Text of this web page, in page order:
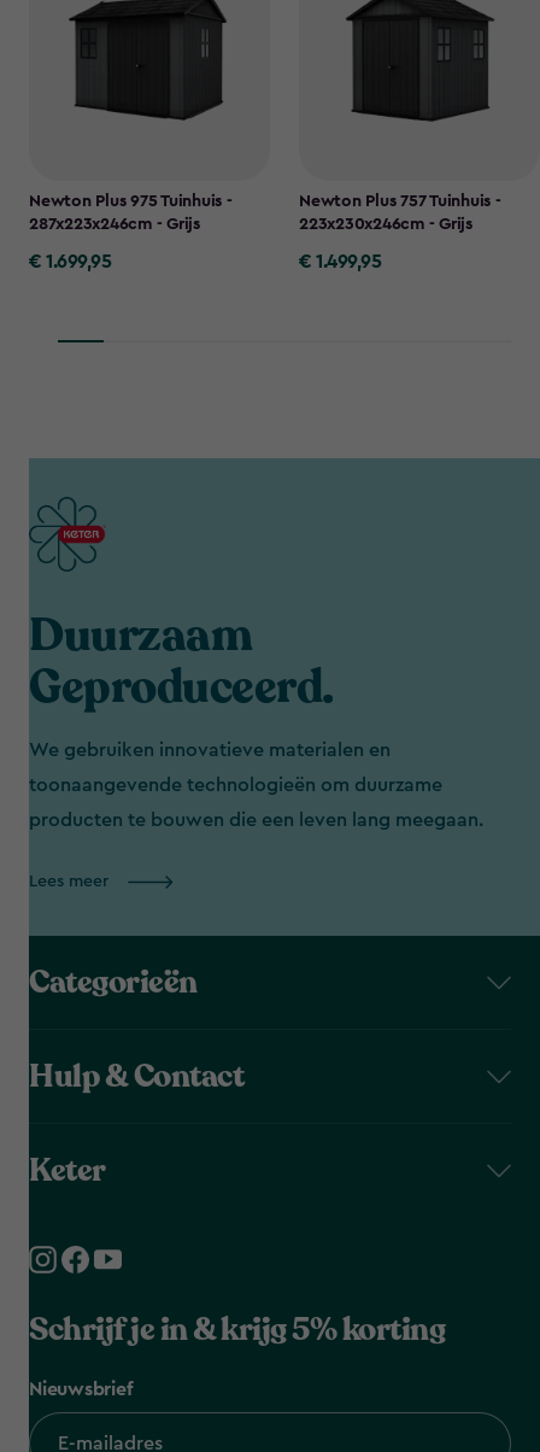
Newton Plus 975 Tuinhuis -
287x223x246cm - Grijs
€
€ 1.699,95
Newton Plus 757 Tuinhuis -
223x230x246cm - Grijs
€
€ 1.499,95
Duurzaam
Geproduceerd.
We gebruiken innovatieve materialen en
toonaangevende technologieën om duurzame
producten te bouwen die een leven lang meegaan.
Lees meer
Categorieën
Hulp & Contact
Keter
Schrijf je in & krijg 5% korting
Nieuwsbrief